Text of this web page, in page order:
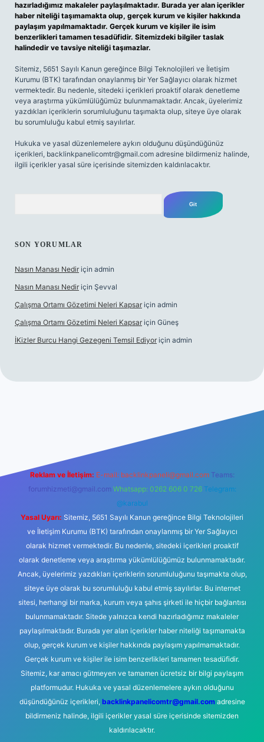
hazırladığımız makaleler paylaşılmaktadır. Burada yer alan içerikler
haber niteliği taşımamakta olup, gerçek kurum ve kişiler hakkında
paylaşım yapılmamaktadır. Gerçek kurum ve kişiler ile isim
benzerlikleri tamamen tesadüfidir. Sitemizdeki bilgiler taslak
halindedir ve tavsiye niteliği taşımazlar.
Sitemiz, 5651 Sayılı Kanun gereğince Bilgi Teknolojileri ve İletişim
Kurumu (BTK) tarafından onaylanmış bir Yer Sağlayıcı olarak hizmet
vermektedir. Bu nedenle, sitedeki içerikleri proaktif olarak denetleme
veya araştırma yükümlülüğümüz bulunmamaktadır. Ancak, üyelerimiz
yazdıkları içeriklerin sorumluluğunu taşımakta olup, siteye üye olarak
bu sorumluluğu kabul etmiş sayılırlar.
Hukuka ve yasal düzenlemelere aykırı olduğunu düşündüğünüz
içerikleri, backlinkpanelicomtr@gmail.com adresine bildirmeniz halinde,
ilgili içerikler yasal süre içerisinde sitemizden kaldırılacaktır.
SON YORUMLAR
Nasın Manası Nedir için admin
Nasın Manası Nedir için Şevval
Çalışma Ortamı Gözetimi Neleri Kapsar için admin
Çalışma Ortamı Gözetimi Neleri Kapsar için Güneş
İKizler Burcu Hangi Gezegeni Temsil Ediyor için admin
Reklam ve İletişim: E-mail: backlinkpaneli@gmail.com Teams:
forumhizmeti@gmail.com Whatsapp: 0262 606 0 726 Telegram:
@karabul
Yasal Uyarı: Sitemiz, 5651 Sayılı Kanun gereğince Bilgi Teknolojileri
ve İletişim Kurumu (BTK) tarafından onaylanmış bir Yer Sağlayıcı
olarak hizmet vermektedir. Bu nedenle, sitedeki içerikleri proaktif
olarak denetleme veya araştırma yükümlülüğümüz bulunmamaktadır.
Ancak, üyelerimiz yazdıkları içeriklerin sorumluluğunu taşımakta olup,
siteye üye olarak bu sorumluluğu kabul etmiş sayılırlar. Bu internet
sitesi, herhangi bir marka, kurum veya şahıs şirketi ile hiçbir bağlantısı
bulunmamaktadır. Sitede yalnızca kendi hazırladığımız makaleler
paylaşılmaktadır. Burada yer alan içerikler haber niteliği taşımamakta
olup, gerçek kurum ve kişiler hakkında paylaşım yapılmamaktadır.
Gerçek kurum ve kişiler ile isim benzerlikleri tamamen tesadüfidir.
Sitemiz, kar amacı gütmeyen ve tamamen ücretsiz bir bilgi paylaşım
platformudur. Hukuka ve yasal düzenlemelere aykırı olduğunu
düşündüğünüz içerikleri, backlinkpanelicomtr@gmail.comadresine
bildirmeniz halinde, ilgili içerikler yasal süre içerisinde sitemizden
kaldırılacaktır.